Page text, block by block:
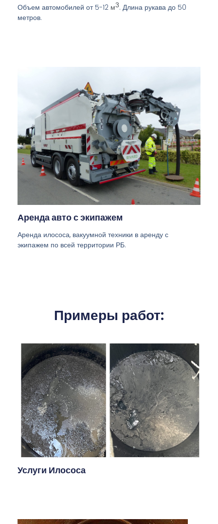
Объем автомобилей от 5-12 м3. Длина рукава до 50
метров.
Аренда авто с экипажем
Аренда илососа, вакуумной техники в аренду с
экипажем по всей территории РБ.
Примеры работ:
Услуги Илососа